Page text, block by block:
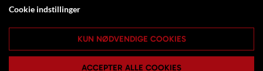
Cookie indstillinger
KUN NØDVENDIGE COOKIES
ACCEPTER ALLE COOKIES